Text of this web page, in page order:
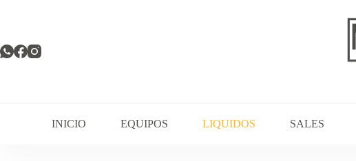
INICIO EQUIPOS LIQUIDOS SALES